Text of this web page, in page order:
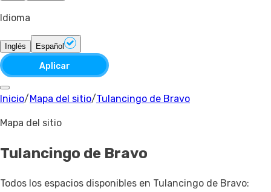
Idioma
Inglés Español
Aplicar
Inicio/ Mapa del sitio/Tulancingo de Bravo
Mapa del sitio
Tulancingo de Bravo
Todos los espacios disponibles en Tulancingo de Bravo: